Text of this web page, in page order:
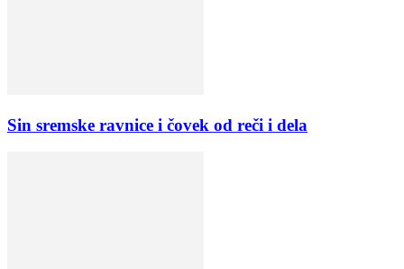
Sin sremske ravnice i čovek od reči i dela